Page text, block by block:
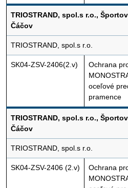
TRIOSTRAND, spol.s r.o.,
Čáčov
TRIOSTRAND, spol.s r.o.
SK04-ZSV-2406(2.v)
Ochrana
oceľové
pramence
TRIOSTRAND, spol.s r.o.,
Čáčov
TRIOSTRAND, spol.s r.o.
SK04-ZSV-2406 (2.v)
Ochrana